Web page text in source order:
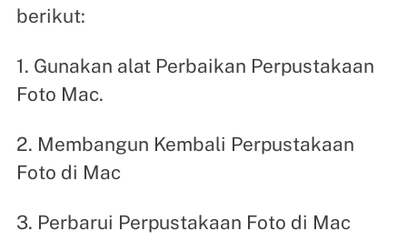
berikut:
1. Gunakan alat Perbaikan Perpustakaan
Foto Mac.
2. Membangun Kembali Perpustakaan
Foto di Mac
3. Perbarui Perpustakaan Foto di Mac